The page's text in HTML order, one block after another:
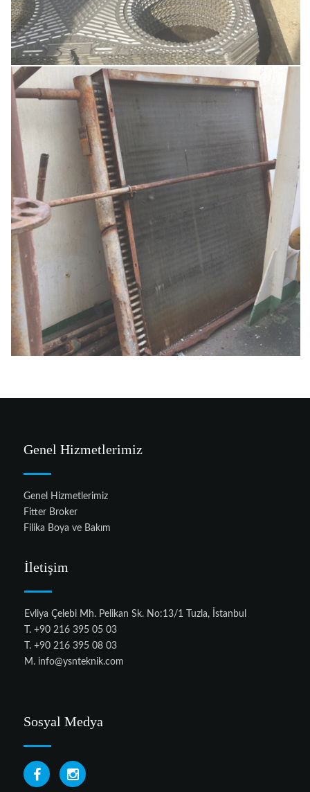
Genel Hizmetlerimiz
Genel Hizmetlerimiz
Fitter Broker
Filika Boya ve Bakım
İletişim
Evliya Çelebi Mh. Pelikan Sk. No:13/1 Tuzla, İstanbul
T. +90 216 395 05 03
T. +90 216 395 08 03
M. info@ysnteknik.com
Sosyal Medya